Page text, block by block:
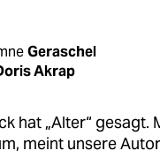
Geraschel
Akrap
hat „Alter“ gesagt.
meint unsere